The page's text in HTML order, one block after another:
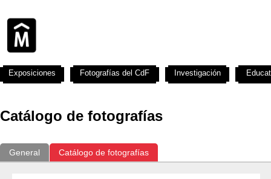
Catálogo de fotografías
General Catálogo de fotografías
Exposiciones Fotografías del CdF Investigación